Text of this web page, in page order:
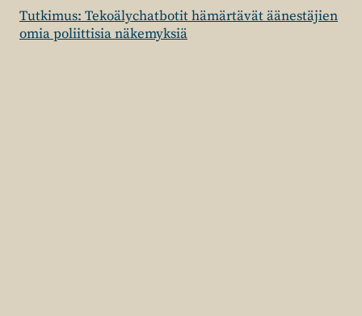
Tutkimus: Tekoälychatbotit hämärtävät äänestäjien
omia poliittisia näkemyksiä